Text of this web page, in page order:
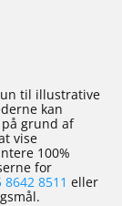
til illustrative
kan
grund af
vise
100%
for
8642 8511 eller